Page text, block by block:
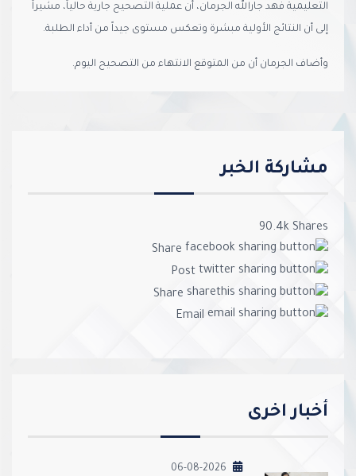
التعليمية فهد جارالله الجرمان، أن عملية التصحيح جارية حالياً، مشيراً
إلى أن النتائج الأولية مبشرة وتعكس مستوى جيداً من أداء الطلبة.
وأضاف الجرمان أن من المتوقع الانتهاء من التصحيح اليوم.
مشاركة الخبر
90.4k Shares
Share
Post
Share
Email
أخبار اخرى
06-08-2026